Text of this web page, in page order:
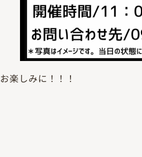
お楽しみに！！！